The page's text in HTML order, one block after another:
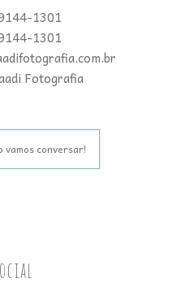
1301
1301
Fotografia
vamos conversar!